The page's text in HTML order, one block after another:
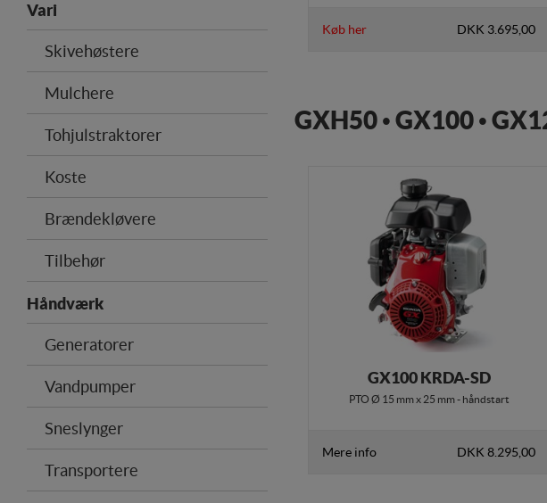
Vari
Skivehøstere
Mulchere
Tohjulstraktorer
Koste
Brændekløvere
Tilbehør
Håndværk
Generatorer
Vandpumper
Sneslynger
Transportere
Køb her DKK 3.695,00
GXH50 • GX100 •
GX100 KRDA-SD
PTO Ø 15 mm x 25 mm - håndstart
Mere info DKK 8.295,00